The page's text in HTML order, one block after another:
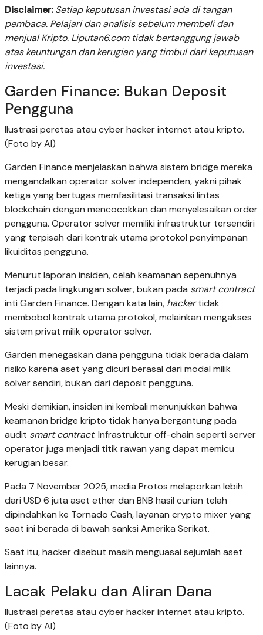
Disclaimer: Setiap keputusan investasi ada di tangan
pembaca. Pelajari dan analisis sebelum membeli dan
menjual Kripto. Liputan6.com tidak bertanggung jawab
atas keuntungan dan kerugian yang timbul dari keputusan
investasi.
Garden Finance: Bukan Deposit
Pengguna
Ilustrasi peretas atau cyber hacker internet atau kripto.
(Foto by AI)
Garden Finance menjelaskan bahwa sistem bridge mereka
mengandalkan operator solver independen, yakni pihak
ketiga yang bertugas memfasilitasi transaksi lintas
blockchain dengan mencocokkan dan menyelesaikan order
pengguna. Operator solver memiliki infrastruktur tersendiri
yang terpisah dari kontrak utama protokol penyimpanan
likuiditas pengguna.
Menurut laporan insiden, celah keamanan sepenuhnya
terjadi pada lingkungan solver, bukan pada smart contract
inti Garden Finance. Dengan kata lain, hackertidak
membobol kontrak utama protokol, melainkan mengakses
sistem privat milik operator solver.
Garden menegaskan dana pengguna tidak berada dalam
risiko karena aset yang dicuri berasal dari modal milik
solver sendiri, bukan dari deposit pengguna.
Meski demikian, insiden ini kembali menunjukkan bahwa
keamanan bridge kripto tidak hanya bergantung pada
audit smart contract. Infrastruktur off-chain seperti server
operator juga menjadi titik rawan yang dapat memicu
kerugian besar.
Pada 7 November 2025, media Protos melaporkan lebih
dari USD 6 juta aset ether dan BNB hasil curian telah
dipindahkan ke Tornado Cash, layanan crypto mixer yang
saat ini berada di bawah sanksi Amerika Serikat.
Saat itu, hacker disebut masih menguasai sejumlah aset
lainnya.
Lacak Pelaku dan Aliran Dana
Ilustrasi peretas atau cyber hacker internet atau kripto.
(Foto by AI)